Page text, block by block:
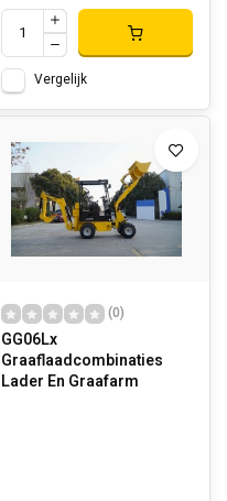
Vergelijk
(0)
GG06Lx
Graaflaadcombinaties
Lader En Graafarm